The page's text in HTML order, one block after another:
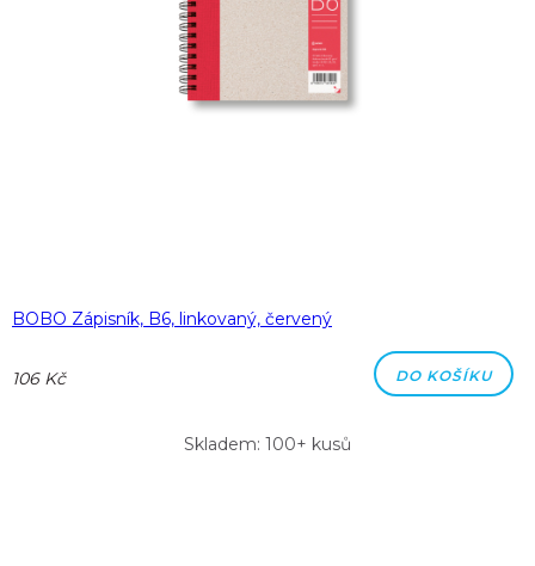
BOBO Zápisník, B6, linkovaný, červený
106 Kč DO KOŠÍKU
Skladem: 100+ kusů